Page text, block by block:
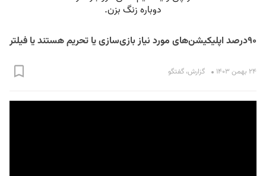
۹۰درصد اپلیکیشن‌های مورد نیاز بازی‌سازی یا تحریم هستند یا فیلتر
۲۴ بهمن ۱۴۰۳ گزارش، گفتگو